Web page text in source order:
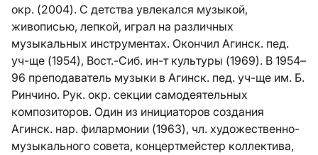
окр. (2004). С детства увлекался музыкой,
живописью, лепкой, играл на различных
музыкальных инструментах. Окончил Агинск. пед.
уч-ще (1954), Вост.-Сиб. ин-т культуры (1969). В 1954–
96 преподаватель музыки в Агинск. пед. уч-ще им. Б.
Ринчино. Рук. окр. секции самодеятельных
композиторов. Один из инициаторов создания
Агинск. нар. филармонии (1963), чл. художественно-
музыкального совета, концертмейстер коллектива,